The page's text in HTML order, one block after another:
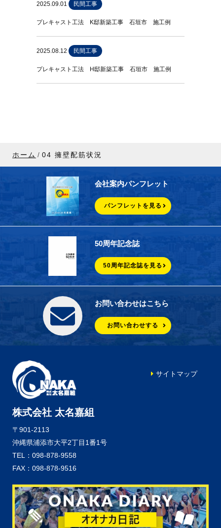
2025.09.01 民間工事
プレキャスト工法 K邸新築工事 石垣市 施工例
2025.08.12 民間工事
プレキャスト工法 H邸新築工事 石垣市 施工例
ホーム 04 擁壁配筋状況
会社案内パンフレット
パンフレットを見る
50周年記念誌
50周年記念誌を見る
お問い合わせはこちら
お問い合わせする
株式会社 太名嘉組
〒901-2113
沖縄県浦添市大平2丁目1番1号
TEL：098-878-9558
FAX：098-878-9516
サイトマップ